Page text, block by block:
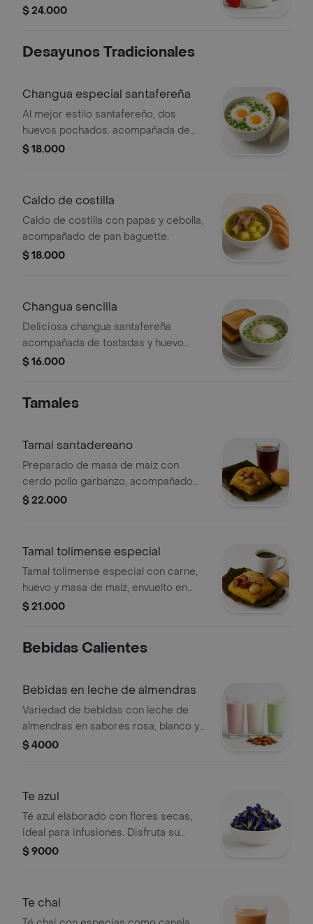
frescas a escoger papaya, piña,
$ 24.000
Desayunos Tradicionales
Changua especial santafereña
Al mejor estilo santafereño, dos
huevos pochados. acompañada de
almojábana y tajada de queso.
$ 18.000
Caldo de costilla
Caldo de costilla con papas y cebolla,
acompañado de pan baguette.
$ 18.000
Changua sencilla
Deliciosa changua santafereña
acompañada de tostadas y huevo
pochado
$ 16.000
Tamales
Tamal santadereano
Preparado de masa de maiz con
cerdo pollo garbanzo, acompañado
de bebida caliente o fria y pan
$ 22.000
Tamal tolimense especial
Tamal tolimense especial con carne,
huevo y masa de maíz, envuelto en
hoja de plátano. Incluye bebida
$ 21.000
Bebidas Calientes
Bebidas en leche de almendras
Variedad de bebidas con leche de
almendras en sabores rosa, blanco y
verde.
$ 4000
Te azul
Té azul elaborado con flores secas,
ideal para infusiones. Disfruta su
color vibrante y sabor único.
$ 9000
Te chai